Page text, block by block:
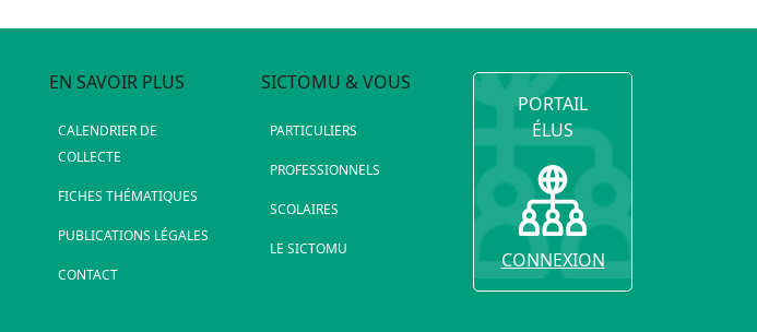
EN SAVOIR PLUS
CALENDRIER DE
COLLECTE
FICHES THÉMATIQUES
PUBLICATIONS LÉGALES
CONTACT
SICTOMU & VOUS
PARTICULIERS
PROFESSIONNELS
SCOLAIRES
LE SICTOMU
PORTAIL
ÉLUS
CONNEXION